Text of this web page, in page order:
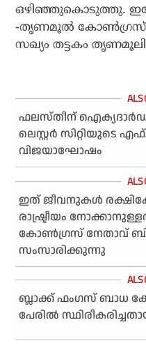
ഒഴിഞ്ഞുകൊടുത്തു.
-തൃണമൂല്‍ കോണ്‍ഗ്രസ്
സഖ്യം തട്ടകം
ഫലസ്തീന് ഐക്യദാര്‍ഢ്യം
ലെസ്റ്റര്‍ സിറ്റിയുടെ
വിജയാഘോഷം
ഇത് ജീവനുകള്‍
രാഷ്ട്രീയം
കോണ്‍ഗ്രസ് നേതാവ്
സംസാരിക്കുന്നു
ബ്ലാക്ക് ഫംഗസ് ബാധ
പേരില്‍